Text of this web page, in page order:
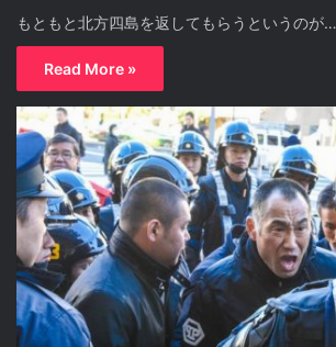
もともと北方四島を返してもらうというのが…
Read More »